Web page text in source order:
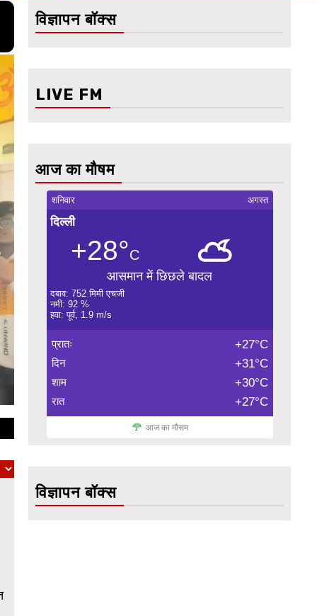
विज्ञापन बॉक्स
LIVE FM
आज का मौषम
शनिवार अगस्त
दिल्ली
+28°C
आसमान में छिछले बादल
दबाव: 752 मिमी एचजी
नमी: 92 %
हवा: पूर्व, 1.9 m/s
प्रातः +27°C
दिन +31°C
शाम +30°C
रात +27°C
आज का मौसम
विज्ञापन बॉक्स